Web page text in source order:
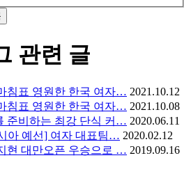
관련 글
침표 영원한 한국 여자… 2021.10.12
침표 영원한 한국 여자… 2021.10.08
준비하는 최강 단식 커… 2020.06.11
아 예선] 여자 대표팀… 2020.02.12
현 대만오픈 우승으로 … 2019.09.16